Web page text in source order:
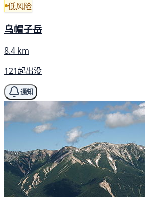
低风险
乌帽子岳
8.4 km
121起出没
通知